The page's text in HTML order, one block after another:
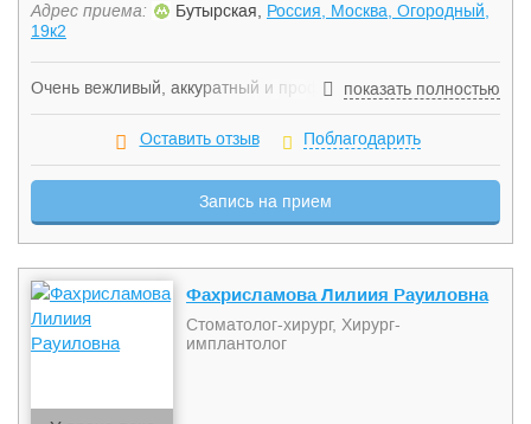
Адрес приема:
Бутырская, Россия, Москва, Огородный,
19к2
Очень вежливый, аккуратный и профессиональный
стоматолог-хирург. Проводит все виды хирургических
манипуляций максимально атравматично и быстро.
бывает больно.
показать полностью
Оставить отзыв Поблагодарить
Запись на прием
Фахрисламова Лилиия Рауиловна
Стоматолог-хирург, Хирург-
имплантолог